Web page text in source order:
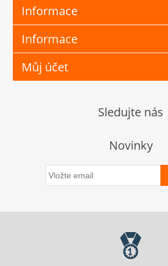
Informace
Informace
Můj účet
Sledujte nás
Novinky